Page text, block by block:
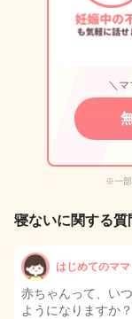
＼
※一部
寝ないに関する質
はじめてのママ
赤ちゃんって、い
ようになりますか